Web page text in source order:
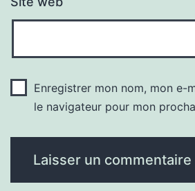
Enregistrer mon nom, mon e-
le navigateur pour mon